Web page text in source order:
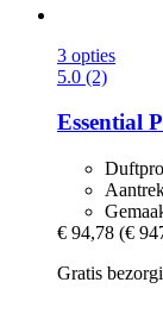
3 opties
5.0 (2)
Essential
€ 94,78 (€
Gratis